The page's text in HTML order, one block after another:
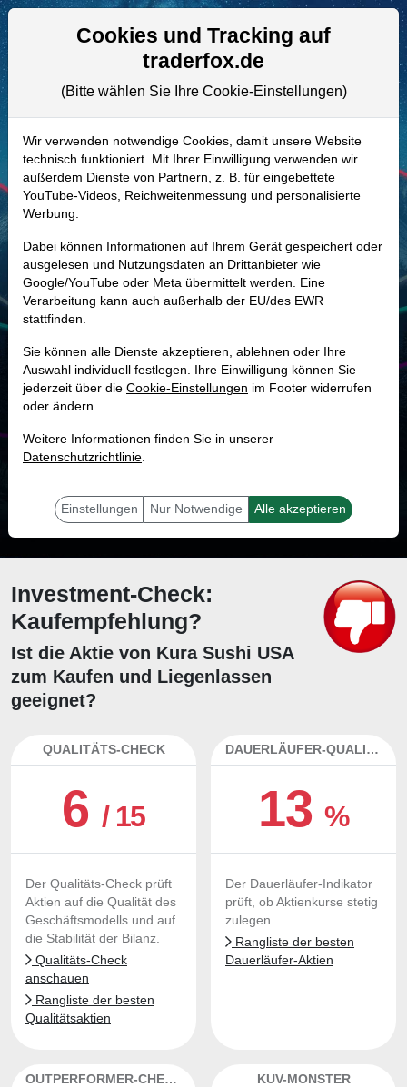
Aktien- und Artikelsuche
A2PPS0 | KRUS–Kura Sushi USA
Aktie
Realtime-Aktienkurs:
- - -
-
Marktkapitalisierung 591,09 Mio. USD
Unternehmenswert
Umsatz 282,76 Mio. USD
27.5 %
mit dieser Aktie erfolgreich sein.
Investment-Check:
Kaufempfehlung?
Ist die Aktie von Kura Sushi USA
zum Kaufen und Liegenlassen
geeignet?
QUALITÄTS-CHECK
6/ 15
Der Qualitäts-Check prüft
Aktien auf die Qualität des
Geschäftsmodells und auf
die Stabilität der Bilanz.
Qualitäts-Check
anschauen
Rangliste der besten
Qualitätsaktien
DAUERLÄUFER-QUALITÄTEN
13%
Der Dauerläufer-Indikator
prüft, ob Aktienkurse stetig
zulegen.
Rangliste der besten
Dauerläufer-Aktien
OUTPERFORMER-CHECK KUV-MONSTER
Cookies und Tracking auf
traderfox.de
(Bitte wählen Sie Ihre Cookie-Einstellungen)
Wir verwenden notwendige Cookies, damit unsere Website
technisch funktioniert. Mit Ihrer Einwilligung verwenden wir
außerdem Dienste von Partnern, z. B. für eingebettete
YouTube-Videos, Reichweitenmessung und personalisierte
Werbung.
Dabei können Informationen auf Ihrem Gerät gespeichert oder
ausgelesen und Nutzungsdaten an Drittanbieter wie
Google/YouTube oder Meta übermittelt werden. Eine
Verarbeitung kann auch außerhalb der EU/des EWR
stattfinden.
Sie können alle Dienste akzeptieren, ablehnen oder Ihre
Auswahl individuell festlegen. Ihre Einwilligung können Sie
jederzeit über die Cookie-Einstellungen im Footer widerrufen
oder ändern.
Weitere Informationen finden Sie in unserer
Datenschutzrichtlinie.
Einstellungen Nur Notwendige Alle akzeptieren